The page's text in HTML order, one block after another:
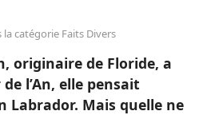
la catégorie Faits Divers
originaire de Floride, a
l’An, elle pensait
Labrador. Mais quelle ne